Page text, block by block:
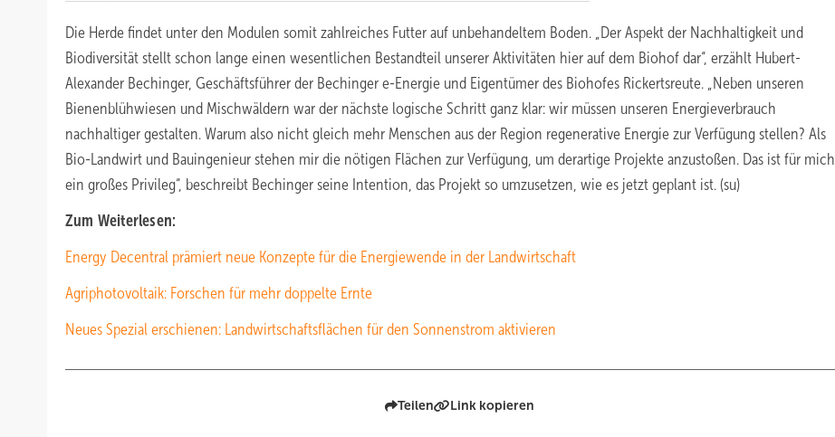
Die Herde findet unter den Modulen somit zahlreiches Futter auf unbehandeltem Boden. „Der Aspekt der Nachhaltigkeit und
Biodiversität stellt schon lange einen wesentlichen Bestandteil unserer Aktivitäten hier auf dem Biohof dar“, erzählt Hubert-
Alexander Bechinger, Geschäftsführer der Bechinger e-Energie und Eigentümer des Biohofes Rickertsreute. „Neben unseren
Bienenblühwiesen und Mischwäldern war der nächste logische Schritt ganz klar: wir müssen unseren Energieverbrauch
nachhaltiger gestalten. Warum also nicht gleich mehr Menschen aus der Region regenerative Energie zur Verfügung stellen? Als
Bio-Landwirt und Bauingenieur stehen mir die nötigen Flächen zur Verfügung, um derartige Projekte anzustoßen. Das ist für mich
ein großes Privileg“, beschreibt Bechinger seine Intention, das Projekt so umzusetzen, wie es jetzt geplant ist. (su)
Zum Weiterlesen:
Energy Decentral prämiert neue Konzepte für die Energiewende in der Landwirtschaft
Agriphotovoltaik: Forschen für mehr doppelte Ernte
Neues Spezial erschienen: Landwirtschaftsflächen für den Sonnenstrom aktivieren
Teilen Link kopieren